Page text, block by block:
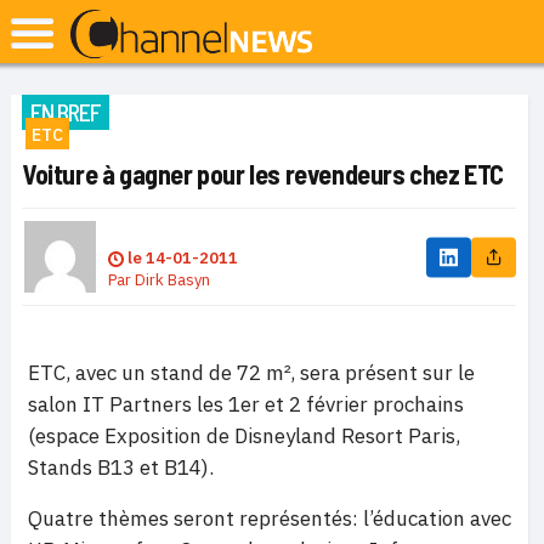
EN BREF
ETC
Voiture à gagner pour les revendeurs chez ETC
le14-01-2011
ParDirk Basyn
ETC, avec un stand de 72 m², sera présent sur le
salon IT Partners les 1er et 2 février prochains
(espace Exposition de Disneyland Resort Paris,
Stands B13 et B14).
Quatre thèmes seront représentés: l’éducation avec